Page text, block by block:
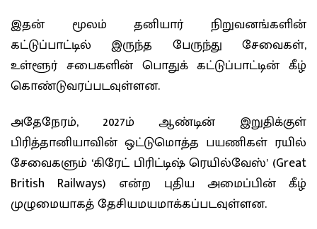
இதன் மூலம் தனியார் நிறுவனங்களின்
கட்டுப்பாட்டில் இருந்த பேருந்து சேவைகள்,
உள்ளூர் சபைகளின் பொதுக் கட்டுப்பாட்டின் கீழ்
கொண்டுவரப்படவுள்ளன.
அதேநேரம், 2027ம் ஆண்டின் இறுதிக்குள்
பிரித்தானியாவின் ஒட்டுமொத்த பயணிகள் ரயில்
சேவைகளும் ‘கிரேட் பிரிட்டிஷ் ரெயில்வேஸ்’ (Great
British Railways) என்ற புதிய அமைப்பின் கீழ்
முழுமையாகத் தேசியமயமாக்கப்படவுள்ளன.